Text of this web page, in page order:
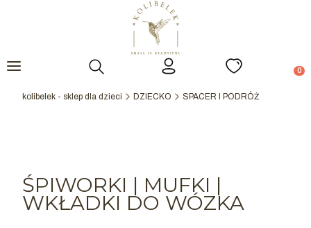
Otwórz wyszukiwarkę
kolibelek - sklep dla dzieci DZIECKO SPACER I PODRÓŻ
ŚPIWORKI | MUFKI |
WKŁADKI DO WÓZKA